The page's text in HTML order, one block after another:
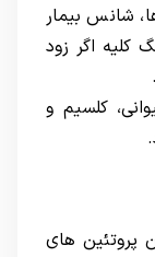
شانس بیمار
کلیه اگر زود
کلسیم و
پروتئین های